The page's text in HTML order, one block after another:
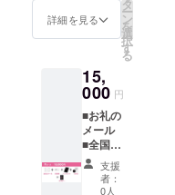
(注)誰の
ん。
(注)CD
はサイ
ンを入
れる為
にシュ
リンク
を外し
ます。
に「ク
ラウド
ファン
グ協
力」と
してお
名前を
小さく
掲載し
ます
（ニッ
クネー
詳細を見る
タ
ー
ン
を
選
択
す
る
15,
000 円
■お礼の
メール
︎︎︎︎■全国共
通前売
券(自筆
サイン
支援
者：
0人